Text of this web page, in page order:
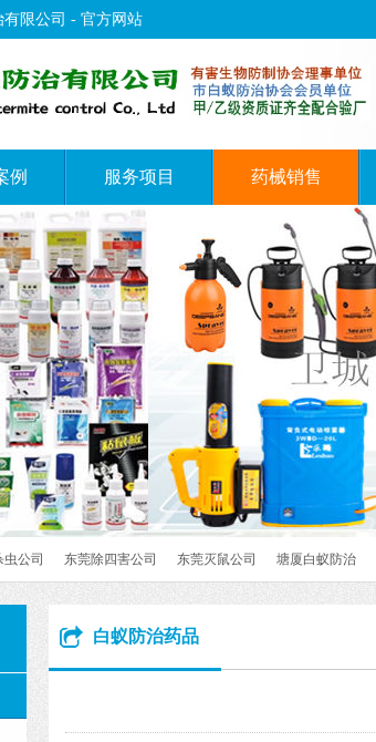
限公司 - 官方网站
例 服务项目 药械销售
虫公司 东莞除四害公司 东莞灭鼠公司 塘厦白蚁防治
白蚁防治药品